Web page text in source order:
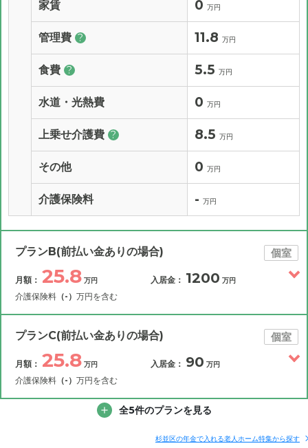
家賃 0 万円
管理費 ? 11.8 万円
食費 ? 5.5 万円
水道・光熱費 0 万円
上乗せ介護費 ? 8.5 万円
その他 0 万円
介護保険料 - 万円
プランB(前払い金ありの場合) 個室
月額： 25.8 万円
介護保険料 （-） 万円を含む
入居金： 1200 万円
月額費用 25.8
0 万円
11.8 万円
プランC(前払い金ありの場合) 個室
月額： 25.8 万円
介護保険料 （-） 万円を含む
入居金： 90 万円
入居金
その他費用
補足情報
全5件のプランを見る
杉並区の年金で入れる老人ホーム特集から探す